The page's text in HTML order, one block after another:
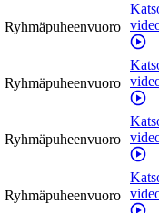
Ryhmäpuheenvuoro
Ryhmäpuheenvuoro
Ryhmäpuheenvuoro
Ryhmäpuheenvuoro